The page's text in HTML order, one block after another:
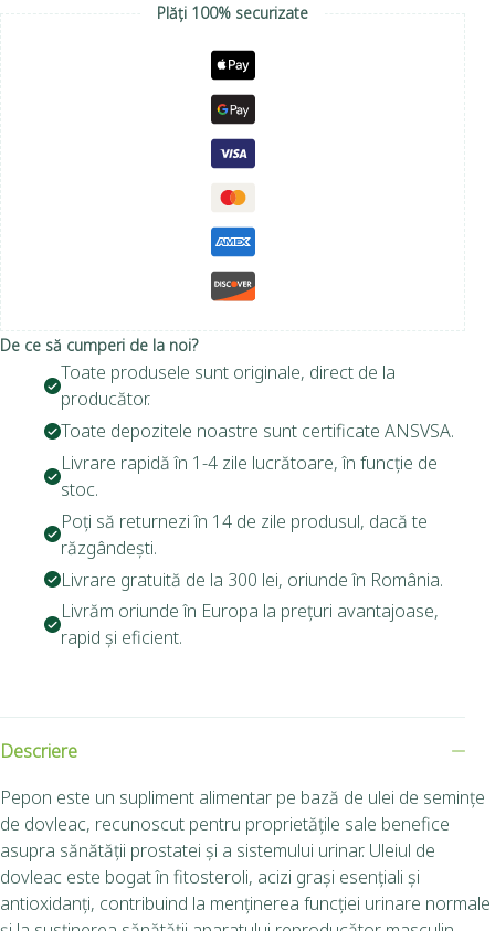
Plăți 100% securizate
De ce să cumperi de la noi?
Toate produsele sunt originale, direct de la
producător.
Toate depozitele noastre sunt certificate ANSVSA.
Livrare rapidă în 1-4 zile lucrătoare, în funcție de
stoc.
Poți să returnezi în 14 de zile produsul, dacă te
răzgândești.
Livrare gratuită de la 300 lei, oriunde în România.
Livrăm oriunde în Europa la prețuri avantajoase,
rapid și eficient.
Descriere
Pepon este un supliment alimentar pe bază de ulei de semințe
de dovleac, recunoscut pentru proprietățile sale benefice
asupra sănătății prostatei și a sistemului urinar. Uleiul de
dovleac este bogat în fitosteroli, acizi grași esențiali și
antioxidanți, contribuind la menținerea funcției urinare normale